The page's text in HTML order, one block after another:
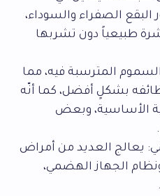
الصفراء والسوداء،
طبيعياً دون تشربها
المترسبة فيه، مما
بشكلٍ أفضل، كما أنّه
الأساسية، وبعض
يعالج العديد من أمراض
الجهاز الهضمي،